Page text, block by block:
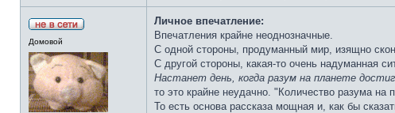
Домовой
Личное впечатление:
Впечатления крайне неоднозначные.
С одной стороны, продуманный мир, изящно
С другой стороны, какая-то очень надуманная
Настанет день, когда разум на планете
то это крайне неудачно. "Количество разума на
То есть основа рассказа мощная и, как бы